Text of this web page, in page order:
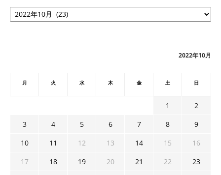
ア
ー
2022年10月
月 火 水 木 金 土 日
1
2
3
4 5 6 7 8
9
10
11 12 13 14 15
16
17
18 19 20 21 22
23